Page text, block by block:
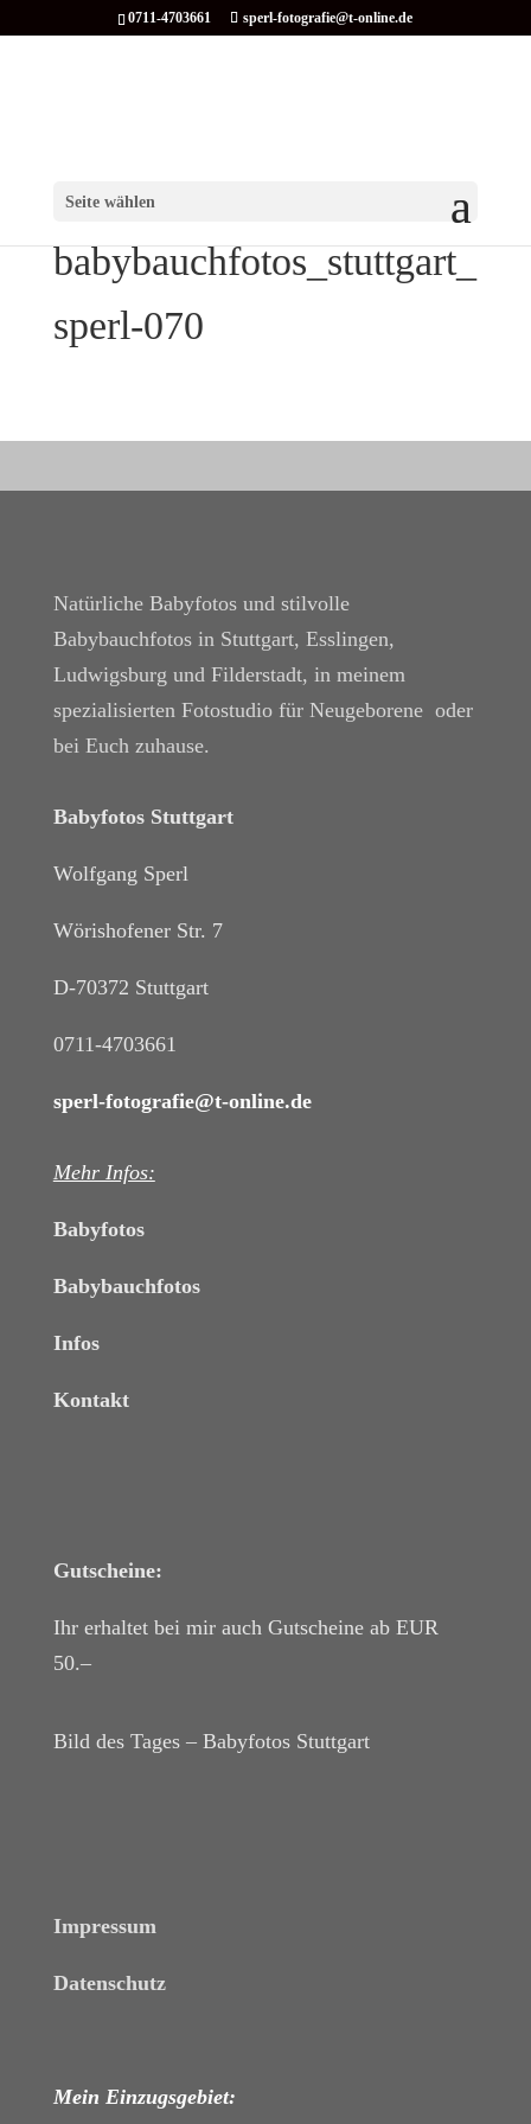
0711-4703661 sperl-fotografie@t-online.de
Seite wählen
babybauchfotos_stuttgart_
sperl-070
Natürliche Babyfotos und stilvolle
Babybauchfotos in Stuttgart, Esslingen,
Ludwigsburg und Filderstadt, in meinem
spezialisierten Fotostudio für Neugeborene oder
bei Euch zuhause.
Babyfotos Stuttgart
Wolfgang Sperl
Wörishofener Str. 7
D-70372 Stuttgart
0711-4703661
sperl-fotografie@t-online.de
Mehr Infos:
Babyfotos
Babybauchfotos
Infos
Kontakt
Gutscheine:
Ihr erhaltet bei mir auch Gutscheine ab EUR
50.–
Bild des Tages – BabyfotosStuttgart
Impressum
Datenschutz
Mein Einzugsgebiet: